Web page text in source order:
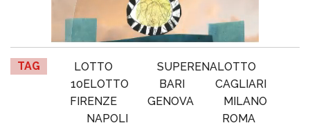
TAG LOTTO
SUPERENALOTTO
10ELOTTO
BARI
CAGLIARI
FIRENZE
GENOVA
MILANO
NAPOLI
ROMA